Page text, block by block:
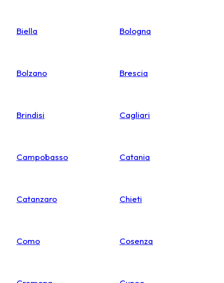
Biella Bologna
Bolzano Brescia
Brindisi Cagliari
Campobasso Catania
Catanzaro Chieti
Como Cosenza